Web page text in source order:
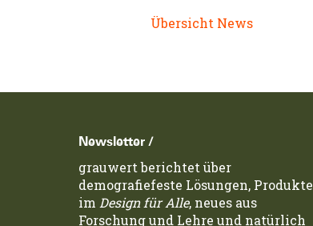
Übersicht News
Newsletter /
grauwert berichtet über
demografiefeste Lösungen, Produkte
im Design für Alle, neues aus
Forschung und Lehre und natürlich